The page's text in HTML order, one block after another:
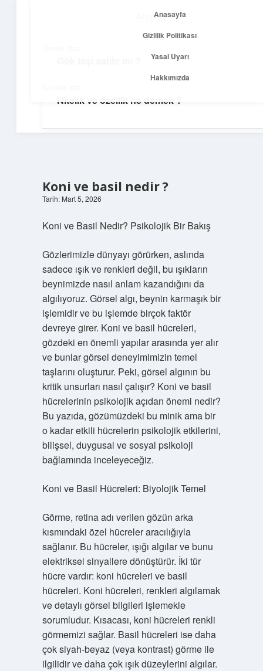
Anasayfa
Yasal Uyarı
Hakkımızda
Temiz Fikir Pınarı
Koni ve basil nedir ?
Tarih: Mart 5, 2026
Koni ve Basil Nedir? Psikolojik Bir Bakış
Gözlerimizle dünyayı görürken, aslında
sadece ışık ve renkleri değil, bu ışıkların
beynimizde nasıl anlam kazandığını da
algılıyoruz. Görsel algı, beynin karmaşık bir
işlemidir ve bu işlemde birçok faktör
devreye girer. Koni ve basil hücreleri,
gözdeki en önemli yapılar arasında yer alır
ve bunlar görsel deneyimimizin temel
taşlarını oluşturur. Peki, görsel algının bu
kritik unsurları nasıl çalışır? Koni ve basil
hücrelerinin psikolojik açıdan önemi nedir?
Bu yazıda, gözümüzdeki bu minik ama bir
o kadar etkili hücrelerin psikolojik etkilerini,
bilişsel, duygusal ve sosyal psikoloji
bağlamında inceleyeceğiz.
Koni ve Basil Hücreleri: Biyolojik Temel
Görme, retina adı verilen gözün arka
kısmındaki özel hücreler aracılığıyla
sağlanır. Bu hücreler, ışığı algılar ve bunu
elektriksel sinyallere dönüştürür. İki tür
hücre vardır: koni hücreleri ve basil
hücreleri. Koni hücreleri, renkleri algılamak
ve detaylı görsel bilgileri işlemekle
sorumludur. Kısacası, koni hücreleri renkli
görmemizi sağlar. Basil hücreleri ise daha
çok siyah-beyaz (veya kontrast) görme ile
ilgilidir ve daha çok ışık düzeylerini algılar.
Nitelik ve özellik ne demek ?
Anasayfa
Gizlilik Politikası
Yasal Uyarı
Hakkımızda